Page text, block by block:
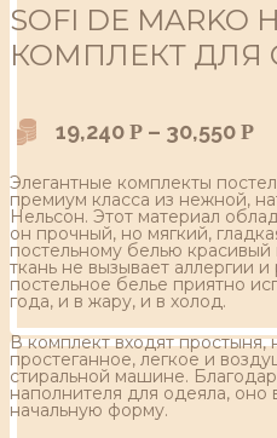
SOFI DE MARKO
КОМПЛЕКТ ДЛЯ
19,240 Р – 30,550 Р
Элегантные комплекты
премиум класса из нежной,
Нельсон. Этот материал
он прочный, но мягкий,
постельному белью
ткань не вызывает аллергии
постельное белье приятно
года, и в жару, и в холод.
В комплект входят
простеганное, легкое и
стиральной машине.
наполнителя для одеяла,
начальную форму.